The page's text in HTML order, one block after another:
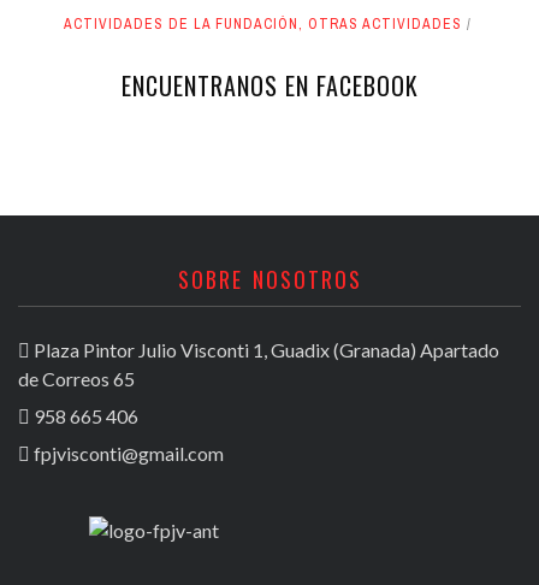
ACTIVIDADES DE LA FUNDACIÓN, OTRAS ACTIVIDADES
ENCUENTRANOS EN FACEBOOK
SOBRE NOSOTROS
Plaza Pintor Julio Visconti 1, Guadix (Granada) Apartado
de Correos 65
958 665 406
fpjvisconti@gmail.com